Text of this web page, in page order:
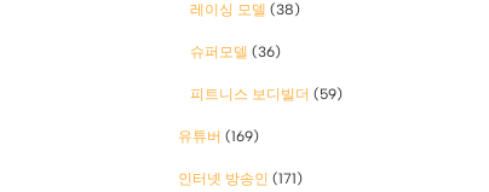
레이싱 모델 (38)
슈퍼모델 (36)
피트니스 보디빌더 (59)
유튜버 (169)
인터넷 방송인 (171)